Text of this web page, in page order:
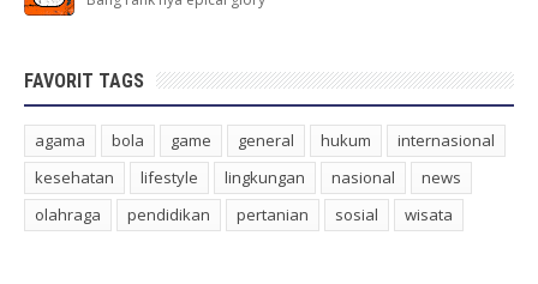
FAVORIT TAGS
agama bola game general hukum
internasional
kesehatan
lifestyle lingkungan nasional
news
olahraga
pendidikan pertanian sosial wisata